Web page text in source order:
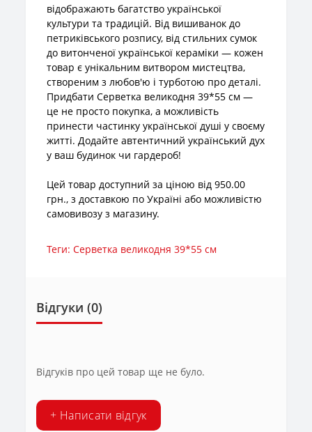
відображають багатство української
культури та традицій. Від вишиванок до
петриківського розпису, від стильних сумок
до витонченої української кераміки — кожен
товар є унікальним витвором мистецтва,
створеним з любов'ю і турботою про деталі.
Придбати Серветка великодня 39*55 см —
це не просто покупка, а можливість
принести частинку української душі у своєму
житті. Додайте автентичний український дух
у ваш будинок чи гардероб!
Цей товар доступний за ціною від 950.00
грн., з доставкою по Україні або можливістю
самовивозу з магазину.
Теги:Серветка великодня 39*55 см
Відгуки (0)
Відгуків про цей товар ще не було.
+ Написати відгук